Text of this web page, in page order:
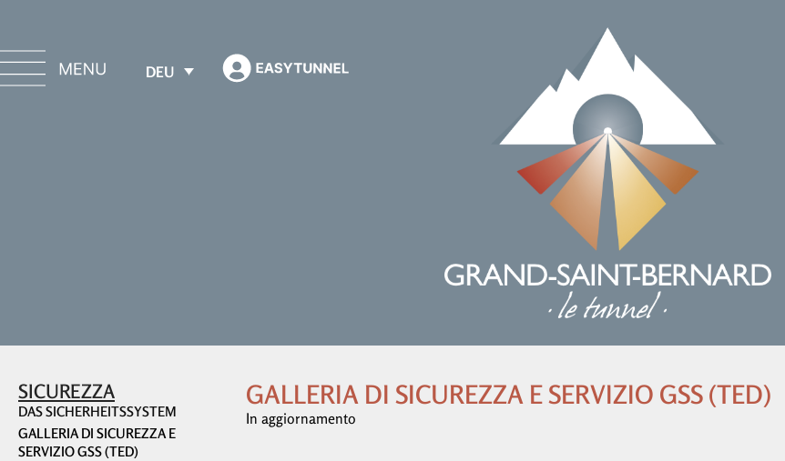
DEU
SICUREZZA
DAS SICHERHEITSSYSTEM
GALLERIA DI SICUREZZA E
SERVIZIO GSS (TED)
GALLERIA DI SICUREZZA E SERVIZIO GSS (TED)
In aggiornamento